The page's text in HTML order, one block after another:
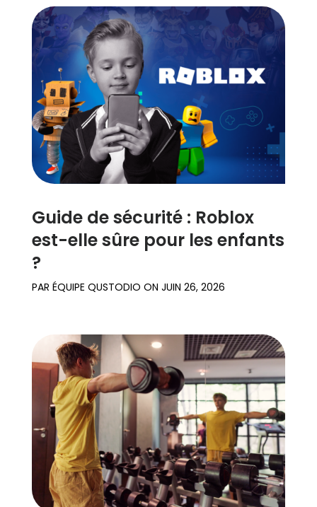
Guide de sécurité : Roblox
est-elle sûre pour les enfants
?
PAR ÉQUIPE QUSTODIO ON JUIN 26, 2026